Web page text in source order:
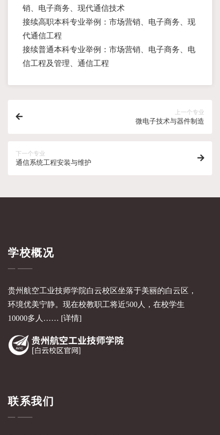
销、电子商务、现代通信技术
接续高职本科专业举例：市场营销、电子商务、现
代通信工程
接续普通本科专业举例：市场营销、电子商务、电
信工程及管理、通信工程
上一个专业
微电子技术与器件制造
下一个专业
通信系统工程安装与维护
学校概况
贵州航空工业技师学院白云校区坐落于美丽的白云区，
环境优美宁静。现在校教职工将近500人，在校学生
10000多人…… [详情]
联系我们